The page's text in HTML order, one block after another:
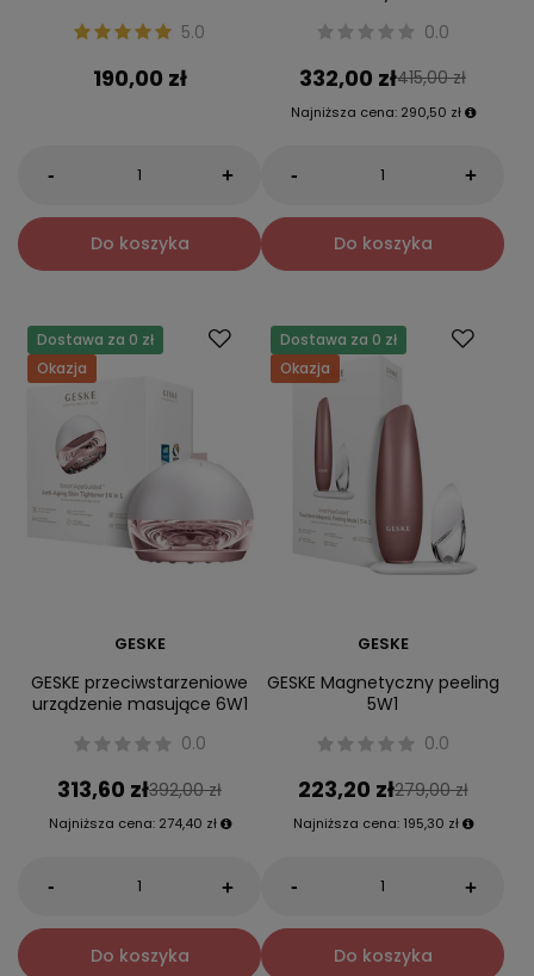
5.0
190,00 zł
- +
Do koszyka
0.0
332,00 zł415,00 zł
Najniższa cena: 290,50 zł
- +
Do koszyka
Dostawa za 0 zł
Okazja
GESKE
GESKE przeciwstarzeniowe
urządzenie masujące 6W1
0.0
313,60 zł392,00 zł
Najniższa cena: 274,40 zł
- +
Do koszyka
Dostawa za 0 zł
Okazja
GESKE
GESKE Magnetyczny peeling
5W1
0.0
223,20 zł279,00 zł
Najniższa cena: 195,30 zł
- +
Do koszyka